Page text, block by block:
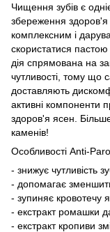
Чищення зубів є
збереження
комплексним і
скористатися пастою
дія спрямована на
чутливості, тому що
доставляють
активні компоненти
здоров'я ясен.
каменів!
Особливості Anti-
- знижує чутливість
- допомагає
- зупиняє кровотечу
- екстракт ромашки
- екстракт кропиви